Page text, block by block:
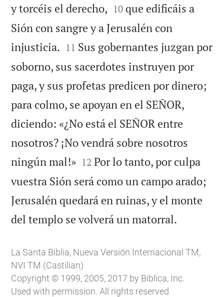
y torcéis el derecho, 

10 que edificáis a
Sión con sangre y a Jerusalén con
injusticia. 

11 Sus gobernantes juzgan por
soborno, sus sacerdotes instruyen por
paga, y sus profetas predicen por dinero;
para colmo, se apoyan en el SEÑOR,
diciendo: «¿No está el SEÑOR entre
nosotros? ¡No vendrá sobre nosotros
ningún mal!»
12 Por lo tanto, por culpa
vuestra Sión será como un campo arado;
Jerusalén quedará en ruinas, y el monte
del templo se volverá un matorral.
La Santa Biblia, Nueva Versión Internacional TM,
NVI TM (Castilian)
Copyright © 1999, 2005, 2017 by Biblica, Inc.
Used with permission. All rights reserved